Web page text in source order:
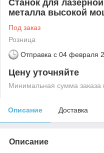
Станок для
металла высокой
Под заказ
Розница
Отправка с 04 февраля
Цену уточняйте
Минимальная сумма
Описание Доставка
Описание